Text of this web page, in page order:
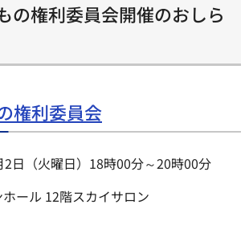
の権利委員会開催のおしら
権利委員会
2日（火曜日）18時00分～20時00分
ール 12階スカイサロン